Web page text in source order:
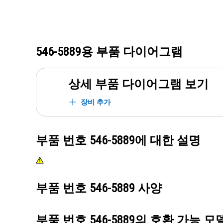
546-5889용 부품 다이어그램
상세 부품 다이어그램 보기
장비 추가
부품 번호 546-5889에 대한 설명
부품 번호 546-5889 사양
부품 번호 546-5889의 호환 가능 모